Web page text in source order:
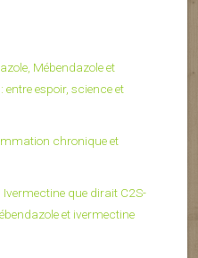
Mébendazole et
espoir, science et
chronique et
Ivermectine que dirait C2S-
et ivermectine